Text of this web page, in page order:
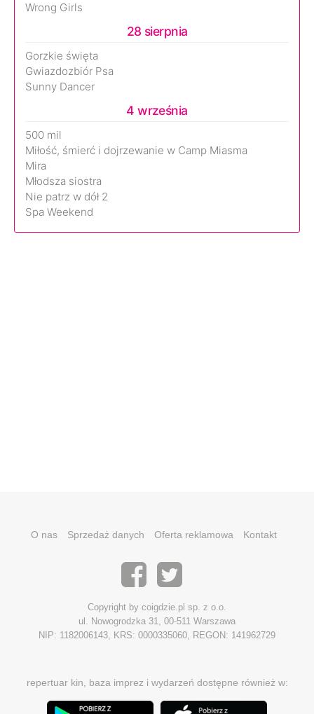
Wrong Girls
28 sierpnia
Gorzkie święta
Gwiazdozbiór Psa
Sunny Dancer
4 września
500 mil
Miłość, śmierć i dojrzewanie w Camp Miasma
Mira
Młodsza siostra
Nie patrz w dół 2
Spa Weekend
O nas Sprzedaż danych Oferta reklamowa Kontakt
Copyright by coigdzie.pl sp. z o.o.
ul. Nowogrodzka 31, 00-511 Warszawa
NIP: 1182006143, KRS: 0000335060, REGON: 141962729
repertuar kin, baza imprez i wydarzeń dostępne również w: